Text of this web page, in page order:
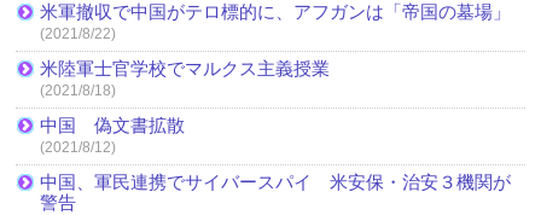
米軍撤収で中国がテロ標的に、アフガンは「帝国の墓場」
(2021/8/22)
米陸軍士官学校でマルクス主義授業
(2021/8/18)
中国 偽文書拡散
(2021/8/12)
中国、軍民連携でサイバースパイ 米安保・治安３機関が
警告